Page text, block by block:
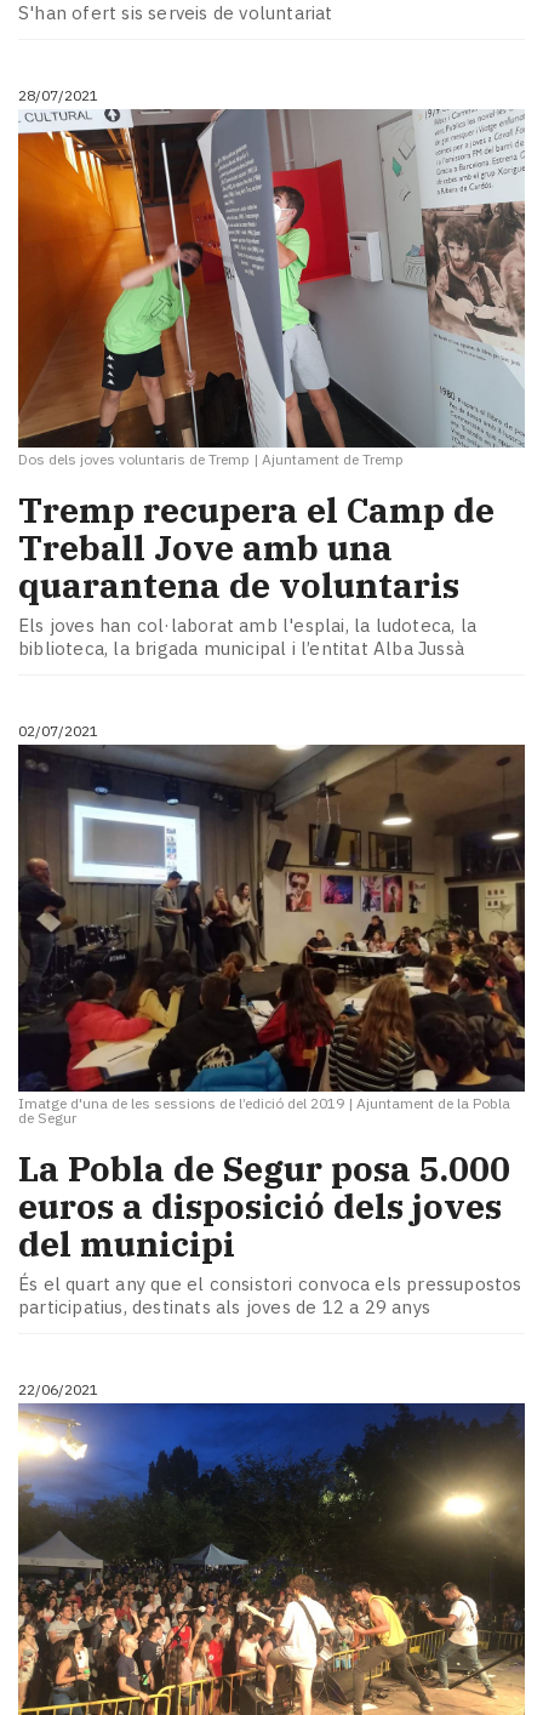
S'han ofert sis serveis de voluntariat
28/07/2021
Dos dels joves voluntaris de Tremp | Ajuntament de Tremp
​Tremp recupera el Camp de
Treball Jove amb una
quarantena de voluntaris
Els joves han col·laborat amb l'esplai, la ludoteca, la
biblioteca, la brigada municipal i l’entitat Alba Jussà
02/07/2021
Imatge d'una de les sessions de l’edició del 2019 | Ajuntament de la Pobla
de Segur
La Pobla de Segur posa 5.000
euros a disposició dels joves
del municipi
És el quart any que el consistori convoca els pressupostos
participatius, destinats als joves de 12 a 29 anys
22/06/2021